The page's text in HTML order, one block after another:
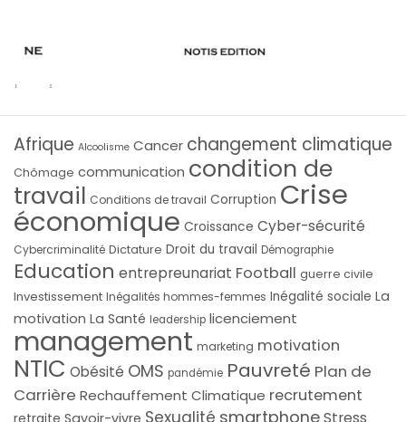
Afrique Alcoolisme Cancer changement climatique
Chômage communication condition de
travail Conditions de travail Corruption Crise
économique Croissance Cyber-sécurité
Cybercriminalité Dictature Droit du travail Démographie
Education entrepreunariat Football guerre civile
Investissement Inégalités hommes-femmes Inégalité sociale La
motivation La Santé leadership licenciement
management marketing motivation
NTIC Obésité OMS pandémie Pauvreté Plan de
Carrière Rechauffement Climatique recrutement
Savoir-vivre Sexualité smartphoneStress